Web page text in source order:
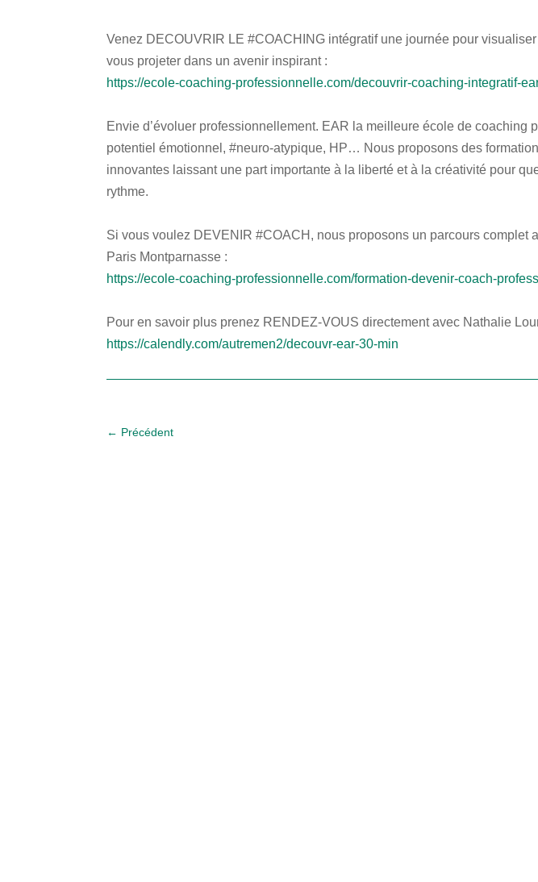
Venez DECOUVRIR LE #COACHING intégratif une journée pour
vous projeter dans un avenir inspirant :
https://ecole-coaching-professionnelle.com/decouvrir-coaching-integratif-
Envie d’évoluer professionnellement. EAR la meilleure école de coaching
potentiel émotionnel, #neuro-atypique, HP… Nous proposons des
innovantes laissant une part importante à la liberté et à la créativité pour
rythme.
Si vous voulez DEVENIR #COACH, nous proposons un parcours complet
Paris Montparnasse :
https://ecole-coaching-professionnelle.com/formation-devenir-coach-
Pour en savoir plus prenez RENDEZ-VOUS directement avec Nathalie
https://calendly.com/autremen2/decouvr-ear-30-min
← Précédent